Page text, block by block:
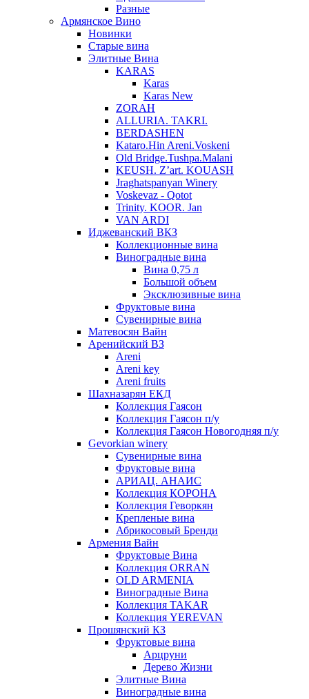
Разные
Армянское Вино
Новинки
Старые вина
Элитные Вина
KARAS
Karas
Karas New
ZORAH
ALLURIA. TAKRI.
BERDASHEN
Kataro.Hin Areni.Voskeni
Old Bridge.Tushpa.Malani
KEUSH. Z’art. KOUASH
Jraghatspanyan Winery
Voskevaz - Qotot
Trinity. KOOR. Jan
VAN ARDI
Иджеванский ВКЗ
Коллекционные вина
Виноградные вина
Вина 0,75 л
Большой объем
Эксклюзивные вина
Фруктовые вина
Cувенирные вина
Матевосян Вайн
Аренийский ВЗ
Areni
Areni key
Areni fruits
Шахназарян ЕКД
Коллекция Гаясон
Коллекция Гаясон п/у
Коллекция Гаясон Новогодняя п/у
Gevorkian winery
Сувенирные вина
Фруктовые вина
АРИАЦ. АНАИС
Коллекция КОРОНА
Коллекция Геворкян
Крепленые вина
Абрикосовый Бренди
Армения Вайн
Фруктовые Вина
Коллекция ORRAN
OLD ARMENIA
Виноградные Вина
Коллекция TAKAR
Коллекция YEREVAN
Прошянский КЗ
Фруктовые вина
Арцруни
Дерево Жизни
Элитные Вина
Виноградные вина